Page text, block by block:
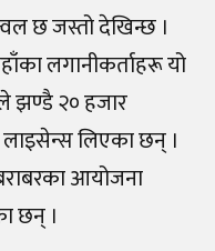
छ जस्तो देखिन्छ ।
लगानीकर्ताहरू यो
झण्डै २० हजार
लिएका छन् ।
आयोजना
छन् ।